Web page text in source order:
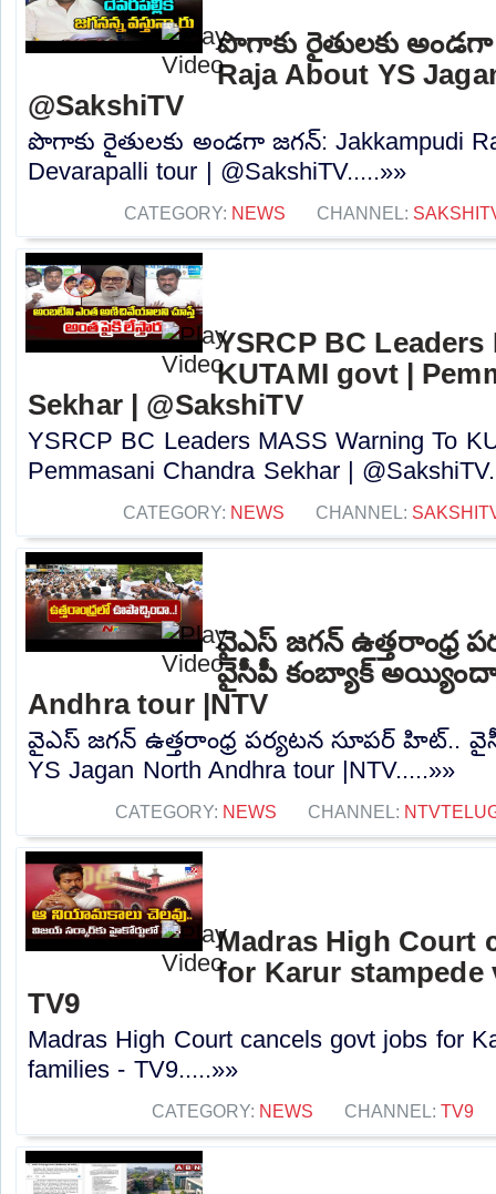
పొగాకు రైతులకు
Raja About YS
@SakshiTV
పొగాకు రైతులకు అండగా జగన్: Jakkampudi
Devarapalli tour | @SakshiTV.....»»
CATEGORY: NEWS CHANNEL:
YSRCP BC
KUTAMI govt |
Sekhar | @SakshiTV
YSRCP BC Leaders MASS Warning To
Pemmasani Chandra Sekhar |
CATEGORY: NEWS CHANNEL:
వైఎస్ జగన్ ఉత్తరాంధ్ర
వైసీపీ కంబ్యాక్
Andhra tour |NTV
వైఎస్ జగన్ ఉత్తరాంధ్ర పర్యటన సూపర్ హిట్..
YS Jagan North Andhra tour |NTV.....»»
CATEGORY: NEWS CHANNEL:
Madras High Court
for Karur
TV9
Madras High Court cancels govt jobs for
families - TV9.....»»
CATEGORY: NEWS CHANNEL: TV9